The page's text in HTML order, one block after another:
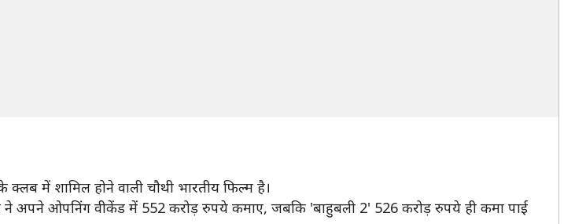
में शामिल होने वाली चौथी भारतीय फिल्म है।
अपने ओपनिंग वीकेंड में 552 करोड़ रुपये कमाए, जबकि 'बाहुबली 2' 526 करोड़ रुपये ही कमा पाई